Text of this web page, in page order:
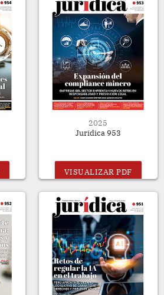
2025
Juridica 953
VISUALIZAR PDF